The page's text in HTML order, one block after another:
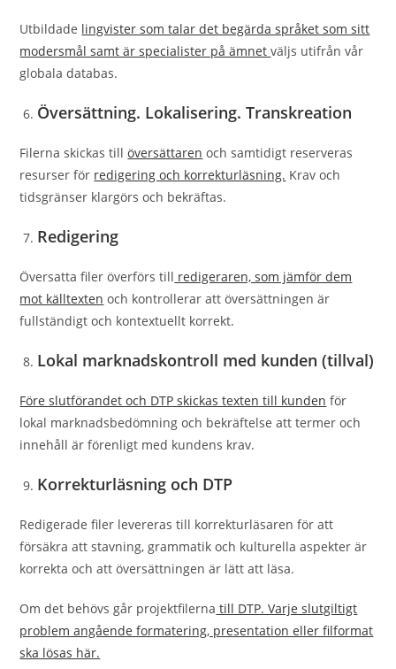
Utbildade lingvister som talar det begärda språket som sitt
modersmål samt är specialister på ämnetväljs utifrån vår
globala databas.
Översättning. Lokalisering. Transkreation
Filerna skickas tillöversättaren och samtidigt reserveras
resurser för redigering och korrekturläsning. Krav och
tidsgränser klargörs och bekräftas.
Redigering
Översatta filer överförs till redigeraren, som jämför dem
mot källtexten och kontrollerar att översättningen är
fullständigt och kontextuellt korrekt.
Lokal marknadskontroll med kunden (tillval)
Före slutförandet och DTP skickas texten till kunden för
lokal marknadsbedömning och bekräftelse att termer och
innehåll är förenligt med kundens krav.
Korrekturläsning och DTP
Redigerade filer levereras till korrekturläsaren för att
försäkra att stavning, grammatik och kulturella aspekter är
korrekta och att översättningen är lätt att läsa.
Om det behövs går projektfilerna till DTP. Varje slutgiltigt
problem angående formatering, presentation eller filformat
ska lösas här.